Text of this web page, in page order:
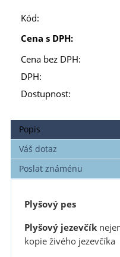
Kód:
Cena s DPH:
Cena bez DPH:
DPH:
Dostupnost:
Popis
Váš dotaz
Poslat známénu
Plyšový pes
Plyšový jezevčík
kopie živého jezevčíka